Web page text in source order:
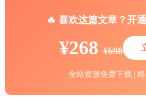
🔥 喜欢这篇文章？开
¥268 ¥698
全站资源免费下载 |